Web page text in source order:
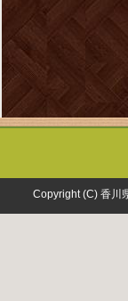
Copyright (C) 香川